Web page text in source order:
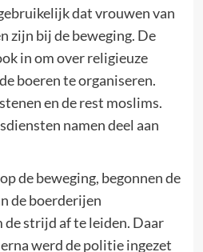
dat vrouwen van
zijn bij de beweging. De
in om over religieuze
boeren te organiseren.
en de rest moslims.
namen deel aan
de beweging, begonnen de
de boerderijen
strijd af te leiden. Daar
werd de politie ingezet